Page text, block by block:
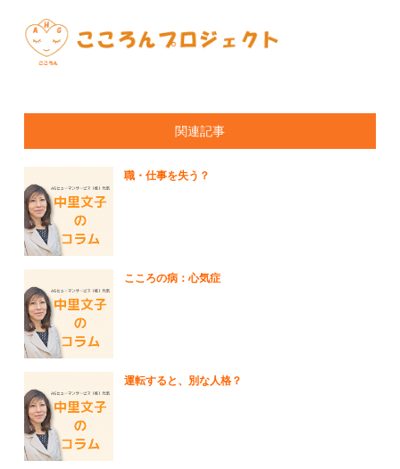
関連記事
職・仕事を失う？
こころの病：心気症
運転すると、別な人格？